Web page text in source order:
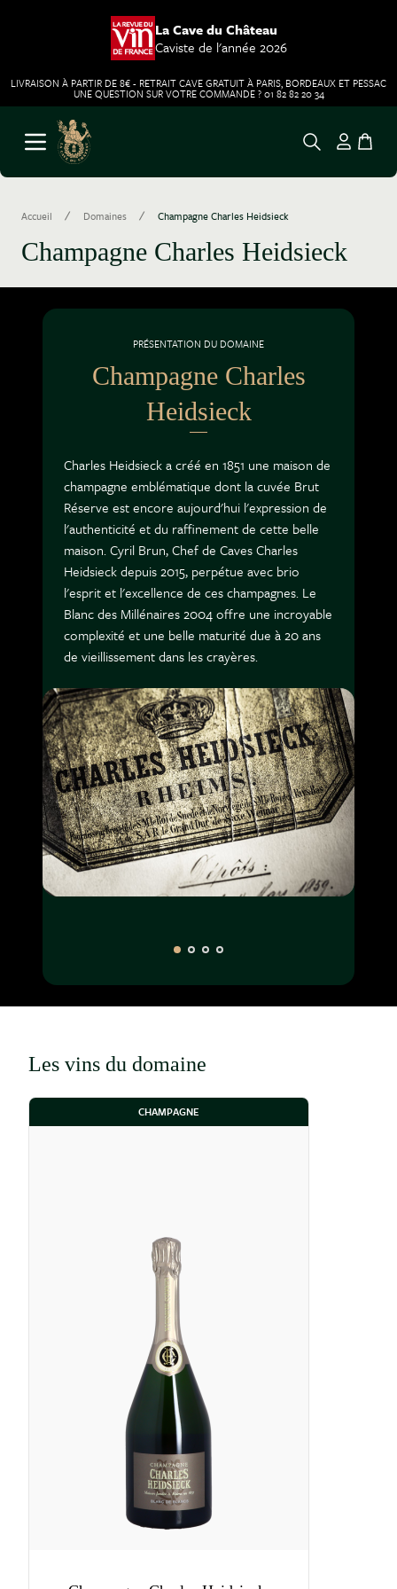
La Cave du Château
Caviste de l'année 2026
LIVRAISON À PARTIR DE 8€ - RETRAIT CAVE GRATUIT À PARIS, BORDEAUX ET PESSAC
UNE QUESTION SUR VOTRE COMMANDE ? 01 82 82 20 34
Aller au contenu
Ouvrir le menu
Accueil / Domaines / Champagne Charles Heidsieck
Champagne Charles Heidsieck
PRÉSENTATION DU DOMAINE
Champagne Charles
Heidsieck
Charles Heidsieck a créé en 1851 une maison de
champagne emblématique dont la cuvée Brut
Réserve est encore aujourd'hui l'expression de
l'authenticité et du raffinement de cette belle
maison. Cyril Brun, Chef de Caves Charles
Heidsieck depuis 2015, perpétue avec brio
l'esprit et l'excellence de ces champagnes. Le
Blanc des Millénaires 2004 offre une incroyable
complexité et une belle maturité due à 20 ans
de vieillissement dans les crayères.
Les vins du domaine
CHAMPAGNE